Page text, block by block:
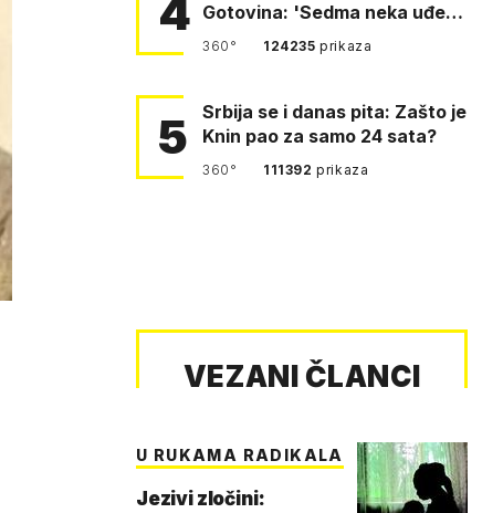
4 Gotovina: 'Sedma neka uđe,
4. gardijska neka g…
360° 124235prikaza
5
Srbija se i danas pita: Zašto je
Knin pao za samo 24 sata?
360° 111392prikaza
VEZANI ČLANCI
U RUKAMA RADIKALA
Jezivi zločini: